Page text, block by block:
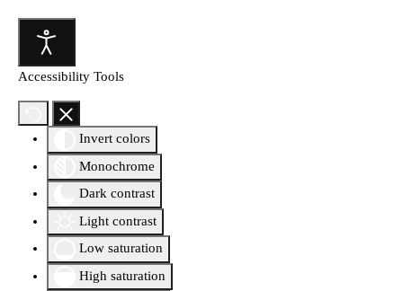
Accessibility Tools
Invert colors
Monochrome
Dark contrast
Light contrast
Low saturation
High saturation